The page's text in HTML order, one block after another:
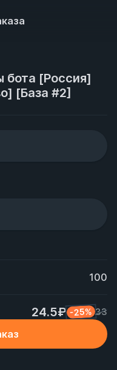
[Россия]
[База #2]
100
24.5₽ -25% 33